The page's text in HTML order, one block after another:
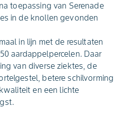
toepassing van Serenade
in de knollen gevonden
in lijn met de resultaten
aardappelpercelen. Daar
van diverse ziektes, de
betere schilvorming
en een lichte